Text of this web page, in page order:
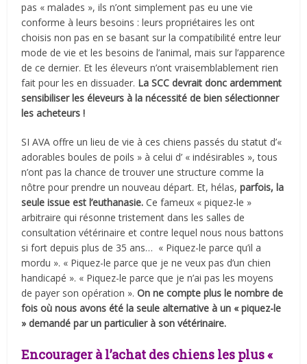
pas « malades », ils n’ont simplement pas eu une vie
conforme à leurs besoins : leurs propriétaires les ont
choisis non pas en se basant sur la compatibilité entre leur
mode de vie et les besoins de l’animal, mais sur l’apparence
de ce dernier. Et les éleveurs n’ont vraisemblablement rien
fait pour les en dissuader. La SCC devrait donc ardemment
sensibiliser les éleveurs à la nécessité de bien sélectionner
les acheteurs !
SI AVA offre un lieu de vie à ces chiens passés du statut d’«
adorables boules de poils » à celui d’ « indésirables », tous
n’ont pas la chance de trouver une structure comme la
nôtre pour prendre un nouveau départ. Et, hélas,parfois, la
seule issue est l’euthanasie.Ce fameux « piquez-le »
arbitraire qui résonne tristement dans les salles de
consultation vétérinaire et contre lequel nous nous battons
si fort depuis plus de 35 ans… « Piquez-le parce qu’il a
mordu ». « Piquez-le parce que je ne veux pas d’un chien
handicapé ». « Piquez-le parce que je n’ai pas les moyens
de payer son opération ».On ne compte plus le nombre de
fois où nous avons été la seule alternative à un « piquez-le
» demandé par un particulier à son vétérinaire.
Encourager à l’achat des chiens les plus «